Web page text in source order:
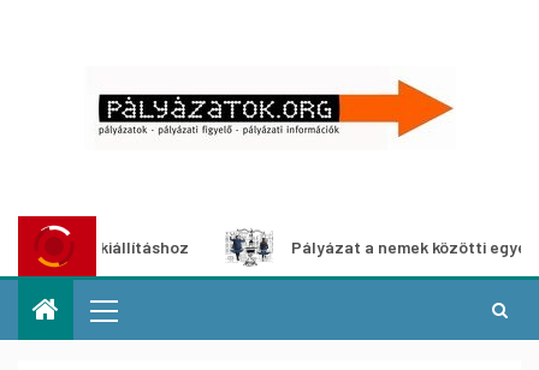
kiállításhoz Pályázat a nemek közötti egyenlőség